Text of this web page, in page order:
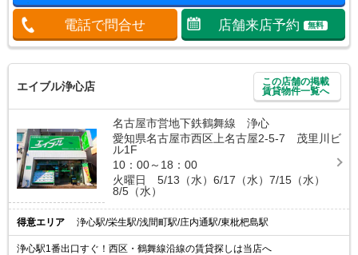
電話で問合せ 店舗来店予約 無料
エイブル浄心店
この店舗の掲載
賃貸物件一覧へ
名古屋市営地下鉄鶴舞線 浄心
愛知県名古屋市西区上名古屋2-5-7 茂里川ビ
ル1F
10：00～18：00
火曜日 5/13（水）6/17（水）7/15（水）
8/5（水）
得意エリア 浄心駅/栄生駅/浅間町駅/庄内通駅/東枇杷島駅
浄心駅1番出口すぐ！西区・鶴舞線沿線の賃貸探しは当店へ